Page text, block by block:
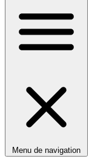
Menu de navigation